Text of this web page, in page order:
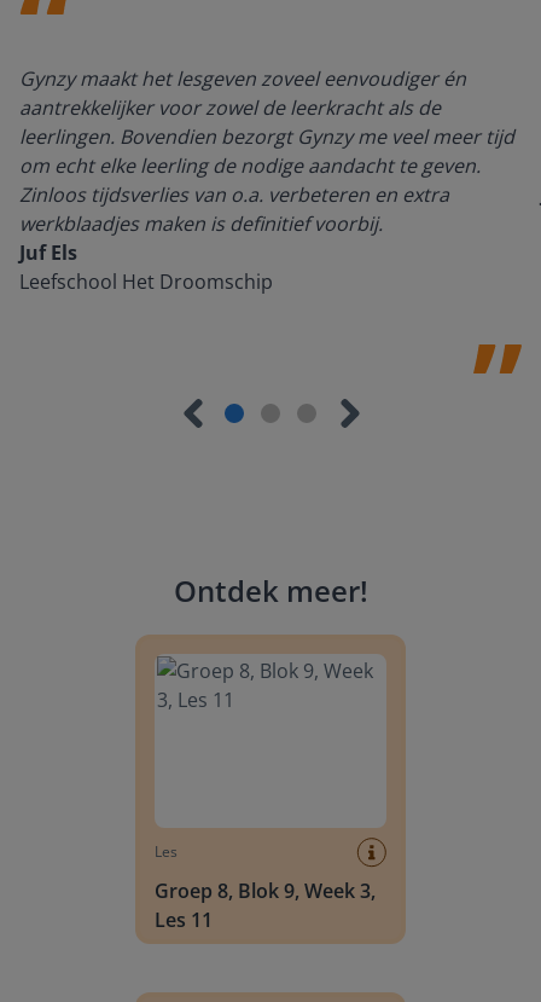
Gynzy maakt het lesgeven zoveel eenvoudiger én
aantrekkelijker voor zowel de leerkracht als de
leerlingen. Bovendien bezorgt Gynzy me veel meer tijd
om echt elke leerling de nodige aandacht te geven.
Zinloos tijdsverlies van o.a. verbeteren en extra
werkblaadjes maken is definitief voorbij.
Juf Els
Leefschool Het Droomschip
Ontdek meer!
Les
Groep 8, Blok 9, Week 3,
Les 11